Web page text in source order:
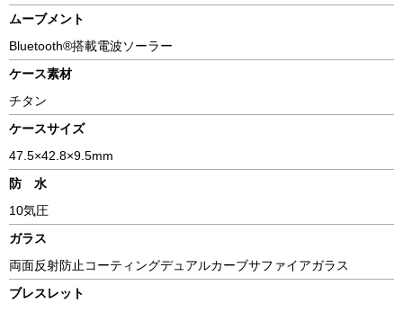
ムーブメント
Bluetooth®搭載電波ソーラー
ケース素材
チタン
ケースサイズ
47.5×42.8×9.5mm
防 水
10気圧
ガラス
両面反射防止コーティングデュアルカーブサファイアガラス
ブレスレット